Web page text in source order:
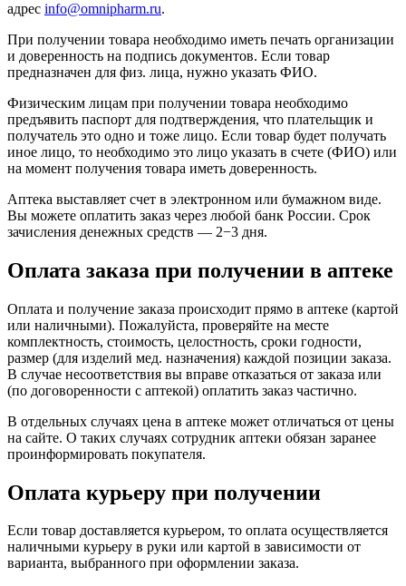
адрес info@omnipharm.ru.
При получении товара необходимо иметь печать организации
и доверенность на подпись документов. Если товар
предназначен для физ. лица, нужно указать ФИО.
Физическим лицам при получении товара необходимо
предъявить паспорт для подтверждения, что плательщик и
получатель это одно и тоже лицо. Если товар будет получать
иное лицо, то необходимо это лицо указать в счете (ФИО) или
на момент получения товара иметь доверенность.
Аптека выставляет счет в электронном или бумажном виде.
Вы можете оплатить заказ через любой банк России. Срок
зачисления денежных средств — 2−3 дня.
Оплата заказа при получении в аптеке
Оплата и получение заказа происходит прямо в аптеке (картой
или наличными). Пожалуйста, проверяйте на месте
комплектность, стоимость, целостность, сроки годности,
размер (для изделий мед. назначения) каждой позиции заказа.
В случае несоответствия вы вправе отказаться от заказа или
(по договоренности с аптекой) оплатить заказ частично.
В отдельных случаях цена в аптеке может отличаться от цены
на сайте. О таких случаях сотрудник аптеки обязан заранее
проинформировать покупателя.
Оплата курьеру при получении
Если товар доставляется курьером, то оплата осуществляется
наличными курьеру в руки или картой в зависимости от
варианта, выбранного при оформлении заказа.